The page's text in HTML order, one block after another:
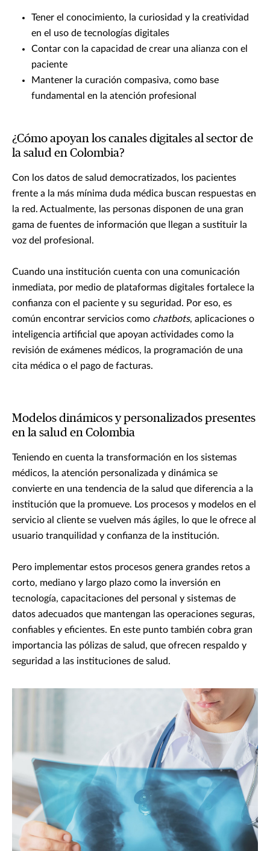
Tener el conocimiento, la curiosidad y la creatividad
en el uso de tecnologías digitales
Contar con la capacidad de crear una alianza con el
paciente
Mantener la curación compasiva, como base
fundamental en la atención profesional
¿Cómo apoyan los canales digitales al sector de
la salud en Colombia?
Con los datos de salud democratizados, los pacientes
frente a la más mínima duda médica buscan respuestas en
la red. Actualmente, las personas disponen de una gran
gama de fuentes de información que llegan a sustituir la
voz del profesional.
Cuando una institución cuenta con una comunicación
inmediata, por medio de plataformas digitales fortalece la
confianza con el paciente y su seguridad. Por eso, es
común encontrar servicios como chatbots, aplicaciones o
inteligencia artificial que apoyan actividades como la
revisión de exámenes médicos, la programación de una
cita médica o el pago de facturas.
Modelos dinámicos y personalizados presentes
en la salud en Colombia
Teniendo en cuenta la transformación en los sistemas
médicos, la atención personalizada y dinámica se
convierte en una tendencia de la salud que diferencia a la
institución que la promueve. Los procesos y modelos en el
servicio al cliente se vuelven más ágiles, lo que le ofrece al
usuario tranquilidad y confianza de la institución.
Pero implementar estos procesos genera grandes retos a
corto, mediano y largo plazo como la inversión en
tecnología, capacitaciones del personal y sistemas de
datos adecuados que mantengan las operaciones seguras,
confiables y eficientes. En este punto también cobra gran
importancia las pólizas de salud, que ofrecen respaldo y
seguridad a las instituciones de salud.